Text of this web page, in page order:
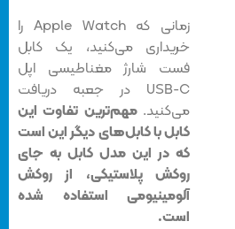
زمانی که Apple Watch را
خریداری می‌کنید، یک کابل
فست شارژ مغناطیسی اپل
USB-C در جعبه دریافت
می‌کنید.مهم‌ترین تفاوت این
کابل با کابل‌های دیگر این است
که در این مدل کابل به جای
روکش پلاستیکی، از روکش
آلومینیومی استفاده شده
است.